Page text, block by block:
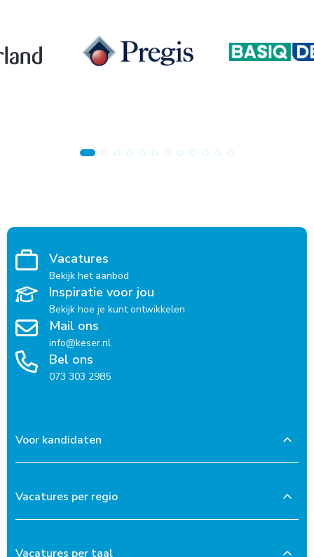
Vacatures
Bekijk het aanbod
Inspiratie voor jou
Bekijk hoe je kunt ontwikkelen
Mail ons
info@keser.nl
Bel ons
073 303 2985
Voor kandidaten
Vacatures per regio
Vacatures per taal